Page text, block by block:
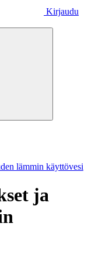
Kirjaudu
lämmin käyttövesi
ja